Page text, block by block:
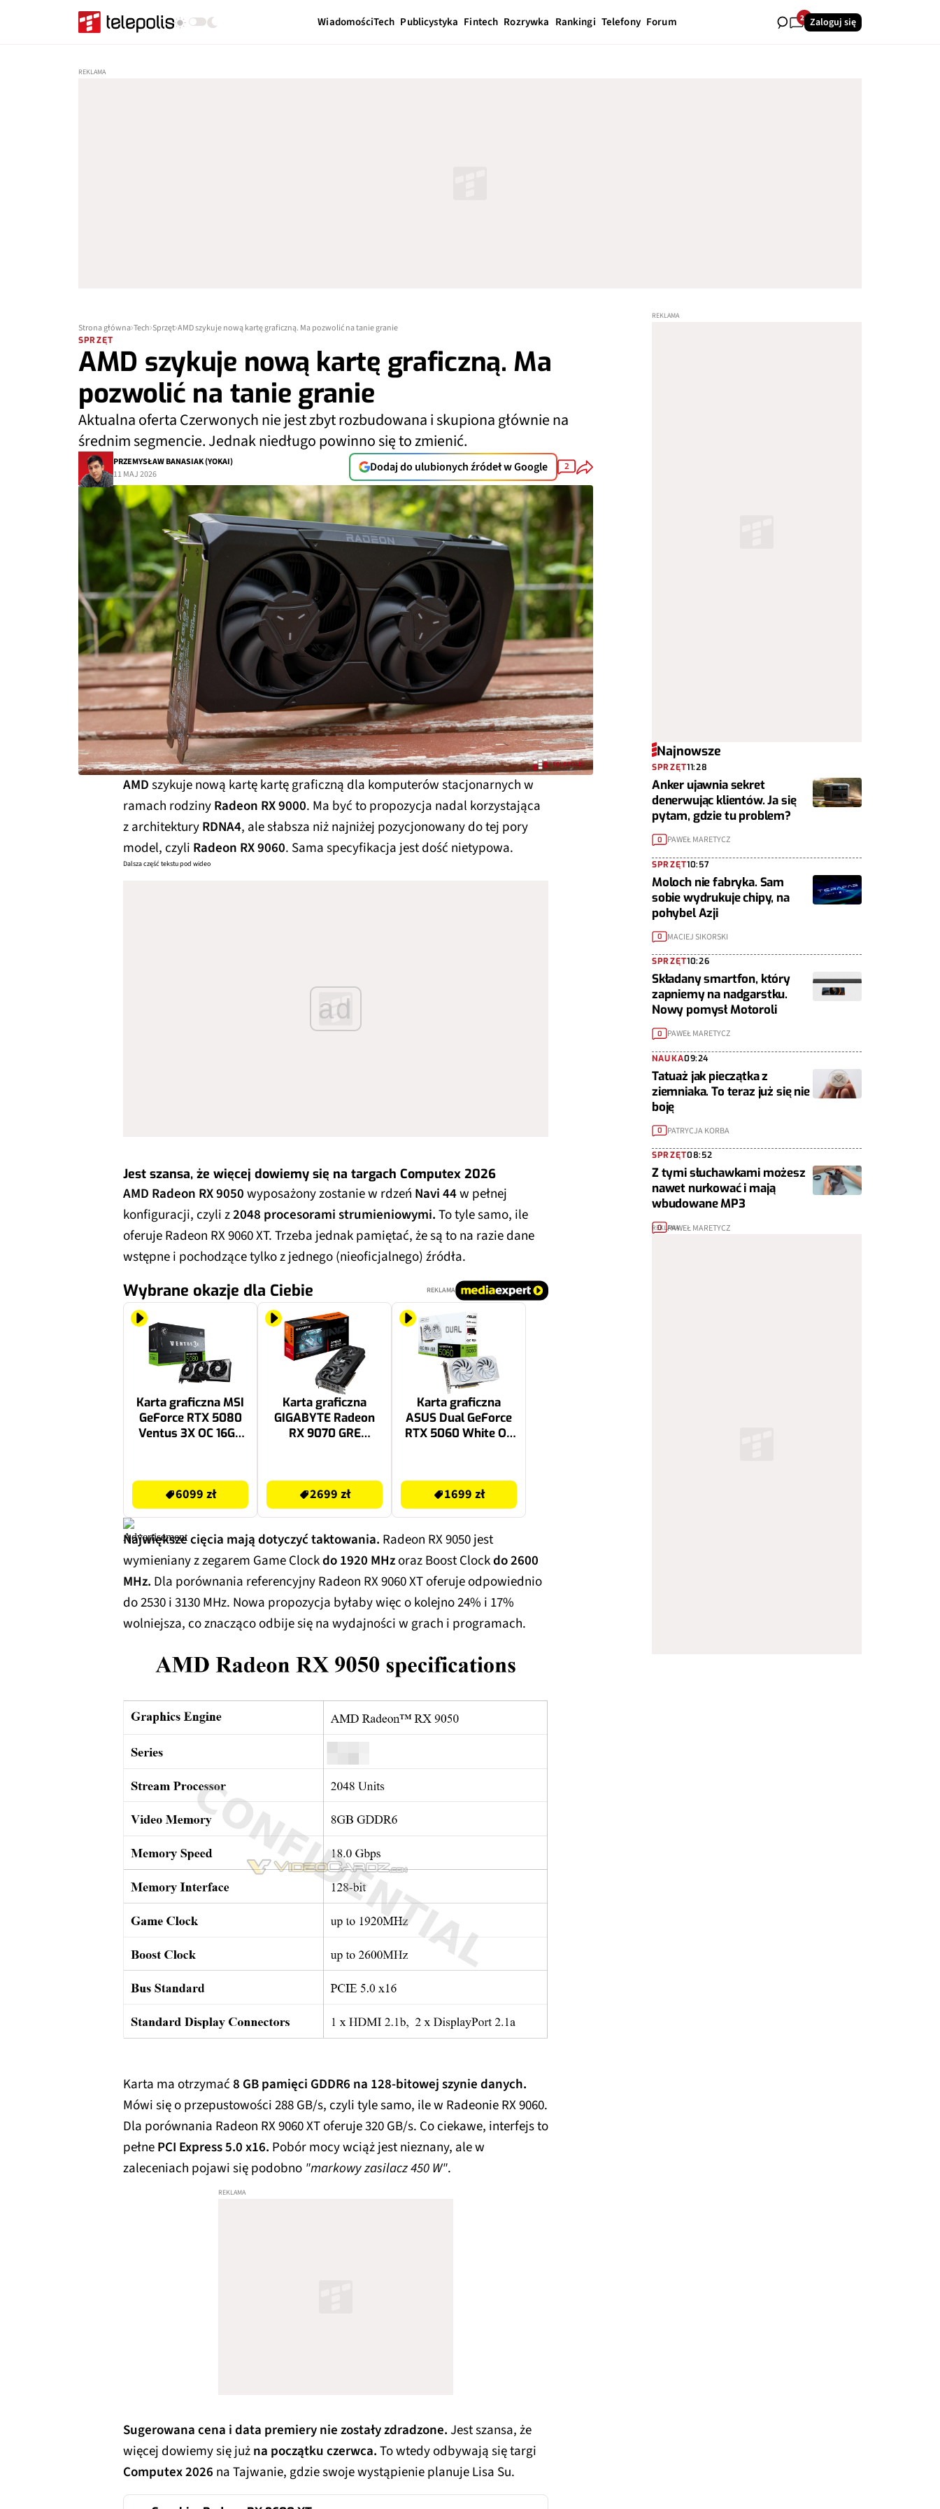
WiadomościTech Publicystyka Fintech Rozrywka Rankingi Telefony Forum 24Zaloguj się
Strona główna Tech Sprzęt AMD szykuje nową kartę graficzną. Ma pozwolić na tanie granie
SPRZĘT
AMD szykuje nową kartę graficzną. Ma
pozwolić na tanie granie
Aktualna oferta Czerwonych nie jest zbyt rozbudowana i skupiona głównie na
średnim segmencie. Jednak niedługo powinno się to zmienić.
PRZEMYSŁAW BANASIAK (YOKAI)
11 MAJ 2026
Dodaj do ulubionych źródeł w Google 2
AMDszykuje nową kartę kartę graficzną dla komputerów stacjonarnych w
ramach rodzinyRadeon RX 9000. Ma być to propozycja nadal korzystająca
z architekturyRDNA4, ale słabsza niż najniżej pozycjonowany do tej pory
model, czyli Radeon RX 9060. Sama specyfikacja jest dość nietypowa.
Dalsza część tekstu pod wideo
ad
Jest szansa, że więcej dowiemy się na targach Computex 2026
AMD Radeon RX 9050wyposażony zostanie w rdzeń Navi 44w pełnej
konfiguracji, czyli z2048 procesorami strumieniowymi.To tyle samo, ile
oferuje Radeon RX 9060 XT. Trzeba jednak pamiętać, że są to na razie dane
wstępne i pochodzące tylko z jednego (nieoficjalnego) źródła.
Wybrane okazje dla Ciebie REKLAMA
Karta graficzna MSI
GeForce RTX 5080
Ventus 3X OC 16GB
6099 zł
Karta graficzna
GIGABYTE Radeon
RX 9070 GRE
2699 zł
Karta graficzna
ASUS Dual GeForce
RTX 5060 White OC
1699 zł
Największe cięcia mają dotyczyć taktowania. Radeon RX 9050 jest
wymieniany z zegarem Game Clockdo 1920 MHzoraz Boost Clockdo 2600
MHz. Dla porównania referencyjny Radeon RX 9060 XT oferuje odpowiednio
do 2530 i 3130 MHz. Nowa propozycja byłaby więc o kolejno 24% i 17%
wolniejsza, co znacząco odbije się na wydajności w grach i programach.
Karta ma otrzymać8 GB pamięci GDDR6 na 128-bitowej szynie danych.
Mówi się o przepustowości 288 GB/s, czyli tyle samo, ile w Radeonie RX 9060.
Dla porównania Radeon RX 9060 XT oferuje 320 GB/s. Co ciekawe, interfejs to
pełnePCI Express 5.0 x16. Pobór mocy wciąż jest nieznany, ale w
zaleceniach pojawi się podobno "markowy zasilacz 450 W".
Sugerowana cena i data premiery nie zostały zdradzone.Jest szansa, że
więcej dowiemy się jużna początku czerwca.To wtedy odbywają się targi
Computex 2026 na Tajwanie, gdzie swoje wystąpienie planuje Lisa Su.
Najnowsze
SPRZĘT11:28
Anker ujawnia sekret
denerwując klientów. Ja się
pytam, gdzie tu problem?
0 PAWEŁ MARETYCZ
SPRZĘT10:57
Moloch nie fabryka. Sam
sobie wydrukuje chipy, na
pohybel Azji
0 MACIEJ SIKORSKI
SPRZĘT10:26
Składany smartfon, który
zapniemy na nadgarstku.
Nowy pomysł Motoroli
0 PAWEŁ MARETYCZ
NAUKA09:24
Tatuaż jak pieczątka z
ziemniaka. To teraz już się nie
boję
0 PATRYCJA KORBA
SPRZĘT08:52
Z tymi słuchawkami możesz
nawet nurkować i mają
wbudowane MP3
0 PAWEŁ MARETYCZ